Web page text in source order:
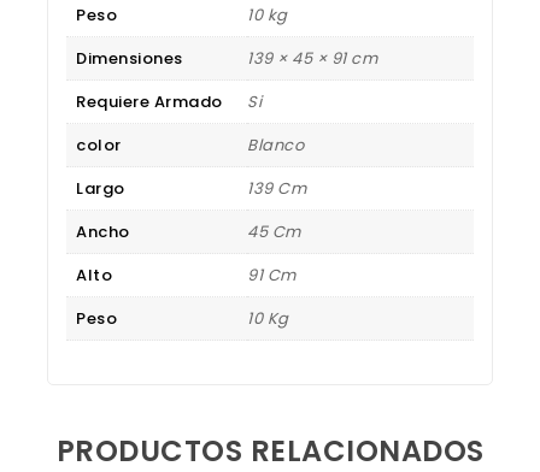
Peso
10 kg
Dimensiones
139 × 45 × 91 cm
Requiere Armado
Si
color
Blanco
Largo
139 Cm
Ancho
45 Cm
Alto
91 Cm
Peso
10 Kg
PRODUCTOS RELACIONADOS